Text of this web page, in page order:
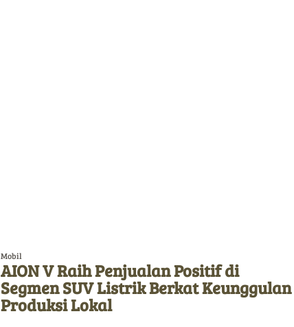
Mobil
AION V Raih Penjualan Positif di
Segmen SUV Listrik Berkat Keunggulan
Produksi Lokal